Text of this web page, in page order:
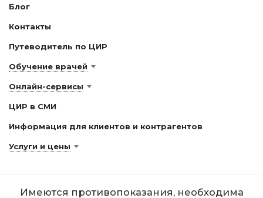
Блог
Контакты
Путеводитель по ЦИР
Обучение врачей
Онлайн-сервисы
ЦИР в СМИ
Информация для клиентов и контрагентов
Услуги и цены
Имеются противопоказания, необходима